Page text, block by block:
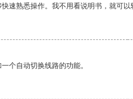
速熟悉操作。我不用看说明书，就可以
个自动切换线路的功能。